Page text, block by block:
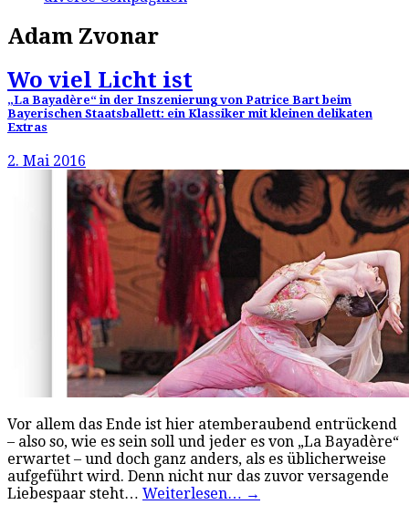
Adam Zvonar
Wo viel Licht ist
„La Bayadère“ in der Inszenierung von Patrice Bart beim
Bayerischen Staatsballett: ein Klassiker mit kleinen delikaten
Extras
2. Mai 2016
Vor allem das Ende ist hier atemberaubend entrückend
– also so, wie es sein soll und jeder es von „La Bayadère“
erwartet – und doch ganz anders, als es üblicherweise
aufgeführt wird. Denn nicht nur das zuvor versagende
Liebespaar steht… Weiterlesen… →